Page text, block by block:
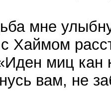
мне
Хаймом
миц кан
вам, не